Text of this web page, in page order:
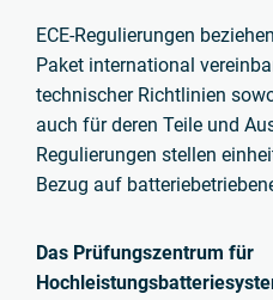
ECE-Regulierungen
Paket international
technischer Richtlinien
auch für deren Teile und
Regulierungen stellen
Bezug auf
Das Prüfungszentrum für